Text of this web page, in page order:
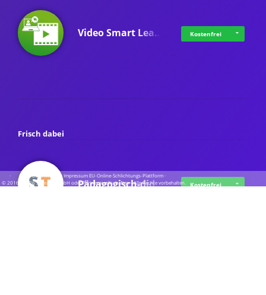
Video Smart Lea… Kostenfrei
Frisch dabei
Pädagogisch-did… Kostenfrei
· · ·Datenschutz ·Impressum EU-Online-Schlichtungs-Plattform·
© 2016 - 2026 SupraTix GmbH oder Partnergesellschaften - Alle Rechte vorbehalten.